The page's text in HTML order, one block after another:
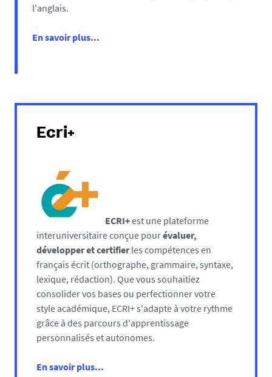
l'anglais.
En savoir plus...
Ecri+
ECRI+est une plateforme
interuniversitaire conçue pourévaluer,
développer et certifierles compétences en
français écrit (orthographe, grammaire, syntaxe,
lexique, rédaction). Que vous souhaitiez
consolider vos bases ou perfectionner votre
style académique, ECRI+ s'adapte à votre rythme
grâce à des parcours d'apprentissage
personnalisés et autonomes.
En savoir plus...